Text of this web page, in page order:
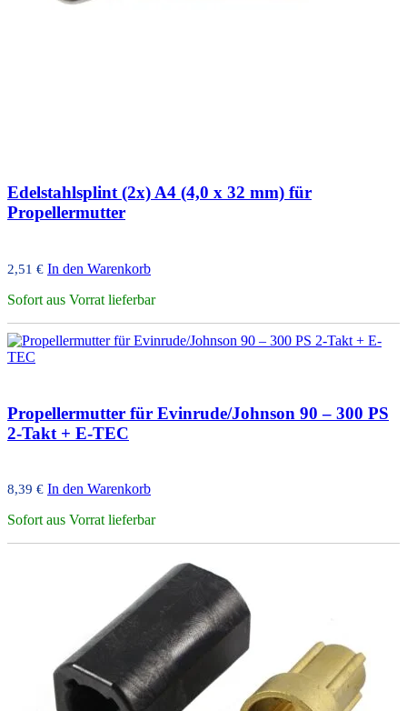
Edelstahlsplint (2x) A4 (4,0 x 32 mm) für
Propellermutter
2,51 € In den Warenkorb
Sofort aus Vorrat lieferbar
Propellermutter für Evinrude/Johnson 90 – 300 PS
2-Takt + E-TEC
8,39 € In den Warenkorb
Sofort aus Vorrat lieferbar